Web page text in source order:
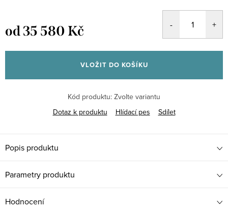
od35 580 Kč
cena:
VLOŽIT DO KOŠÍKU
Kód produktu: Zvolte variantu
Dotaz k produktu
Hlídací pes Sdílet
Popis produktu
Parametry produktu
Hodnocení